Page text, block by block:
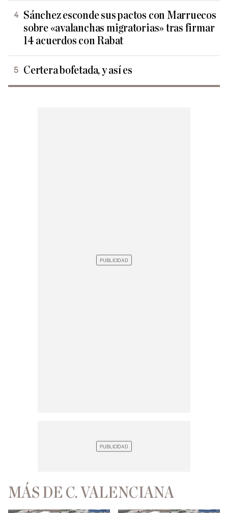
Sánchez esconde sus pactos con Marruecos
sobre «avalanchas migratorias» tras firmar
14 acuerdos con Rabat
Certera bofetada, y así es
MÁS DE C. VALENCIANA